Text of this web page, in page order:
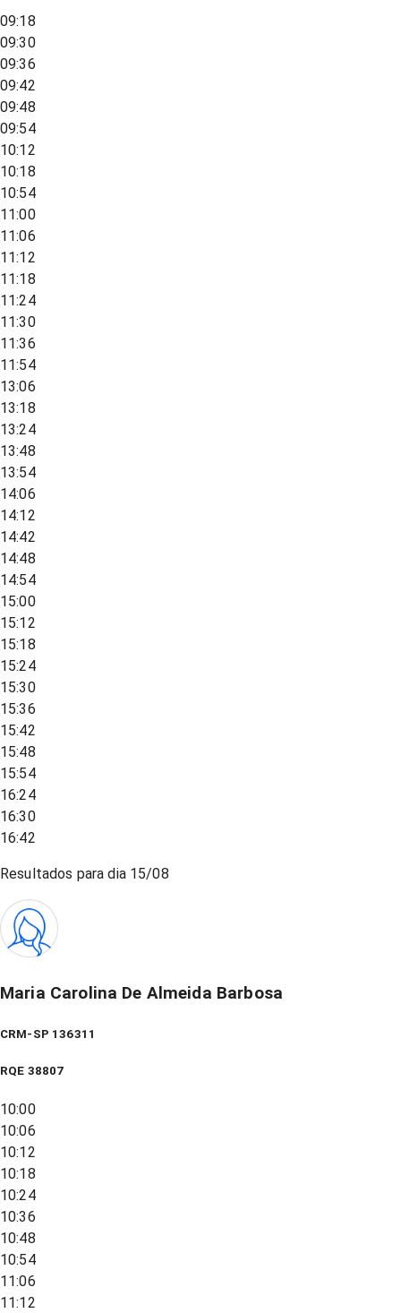
09:18
09:30
09:36
09:42
09:48
09:54
10:12
10:18
10:54
11:00
11:06
11:12
11:18
11:24
11:30
11:36
11:54
13:06
13:18
13:24
13:48
13:54
14:06
14:12
14:42
14:48
14:54
15:00
15:12
15:18
15:24
15:30
15:36
15:42
15:48
15:54
16:24
16:30
16:42
Resultados para dia 15/08
Maria Carolina De Almeida Barbosa
CRM-SP 136311
RQE 38807
10:00
10:06
10:12
10:18
10:24
10:36
10:48
10:54
11:06
11:12